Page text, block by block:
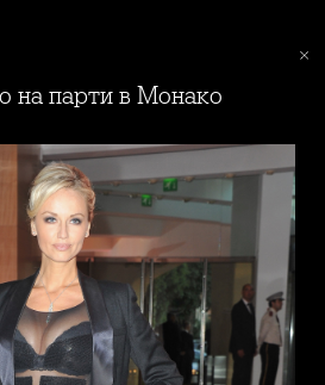
на парти в Монако